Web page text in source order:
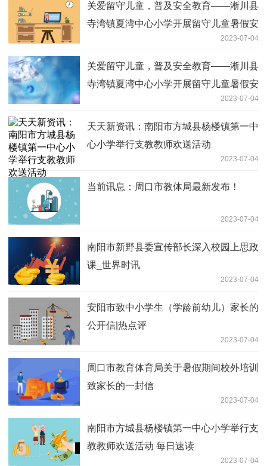
关爱留守儿童，普及安全教育——淅川县
寺湾镇夏湾中心小学开展留守儿童暑假安
2023-07-04
关爱留守儿童，普及安全教育——淅川县
寺湾镇夏湾中心小学开展留守儿童暑假安
2023-07-04
天天新资讯：南阳市方城县杨楼镇第一中
心小学举行支教教师欢送活动
2023-07-04
当前讯息：周口市教体局最新发布！
2023-07-04
南阳市新野县委宣传部长深入校园上思政
课_世界时讯
2023-07-04
安阳市致中小学生（学龄前幼儿）家长的
公开信|热点评
2023-07-04
周口市教育体育局关于暑假期间校外培训
致家长的一封信
2023-07-04
南阳市方城县杨楼镇第一中心小学举行支
教教师欢送活动 每日速读
2023-07-04